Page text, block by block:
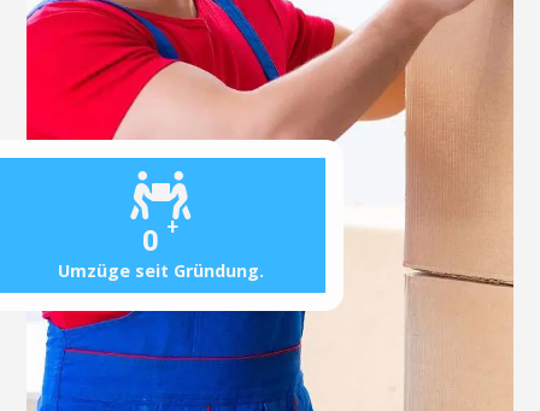
0 +
Umzüge seit Gründung.